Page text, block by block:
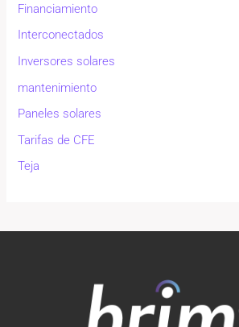
Financiamiento
Interconectados
Inversores solares
mantenimiento
Paneles solares
Tarifas de CFE
Teja